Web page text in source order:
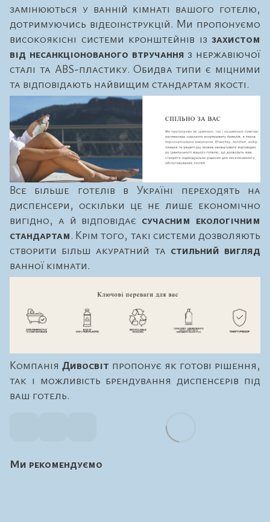
замінюються у ванній кімнаті вашого готелю,
дотримуючись відеоінструкцій. Ми пропонуємо
високоякісні системи кронштейнів із захистом
від несанкціонованого втручання з нержавіючої
сталі та ABS-пластику. Обидва типи є міцними
та відповідають найвищим стандартам якості.
Все більше готелів в Україні переходять на
диспенсери, оскільки це не лише економічно
вигідно, а й відповідає сучасним екологічним
стандартам. Крім того, такі системи дозволяють
створити більш акуратний та стильний вигляд
ванної кімнати.
Компанія Дивосвіт пропонує як готові рішення,
так і можливість брендування диспенсерів під
ваш готель.
Ми рекомендуємо